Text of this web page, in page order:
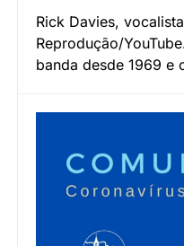
Rick Davies,
Reprodução/
banda desde 1969 e